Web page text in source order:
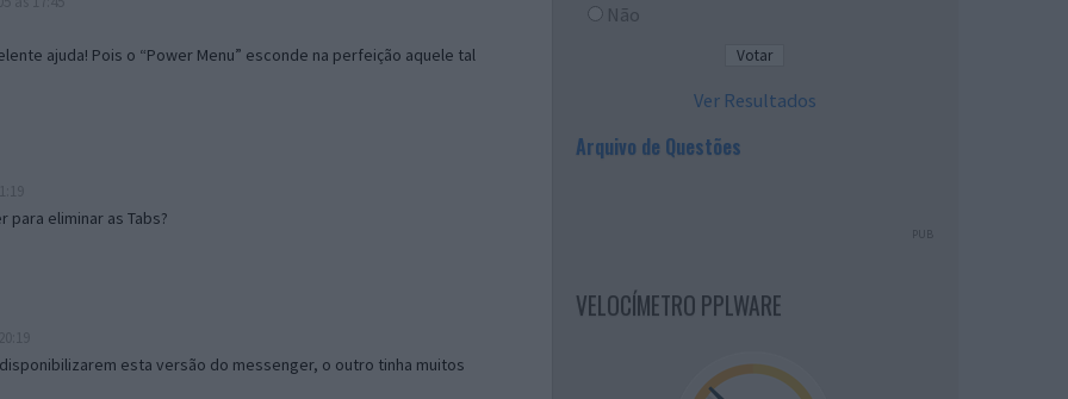
ajuda! Pois o “Power Menu” esconde na perfeição aquele tal
para eliminar as Tabs?
esta versão do messenger, o outro tinha muitos
Não
Ver Resultados
Arquivo de Questões
PUB
VELOCÍMETRO PPLWARE